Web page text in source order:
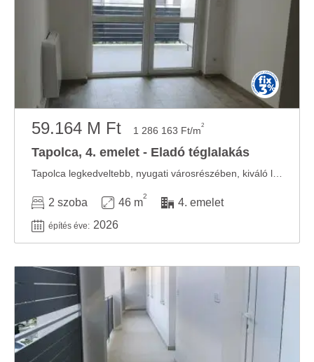
59.164 M Ft 1 286 163 Ft/m2
Tapolca, 4. emelet - Eladó téglalakás
2 szoba 46 m
2
4. emelet
építés éve: 2026